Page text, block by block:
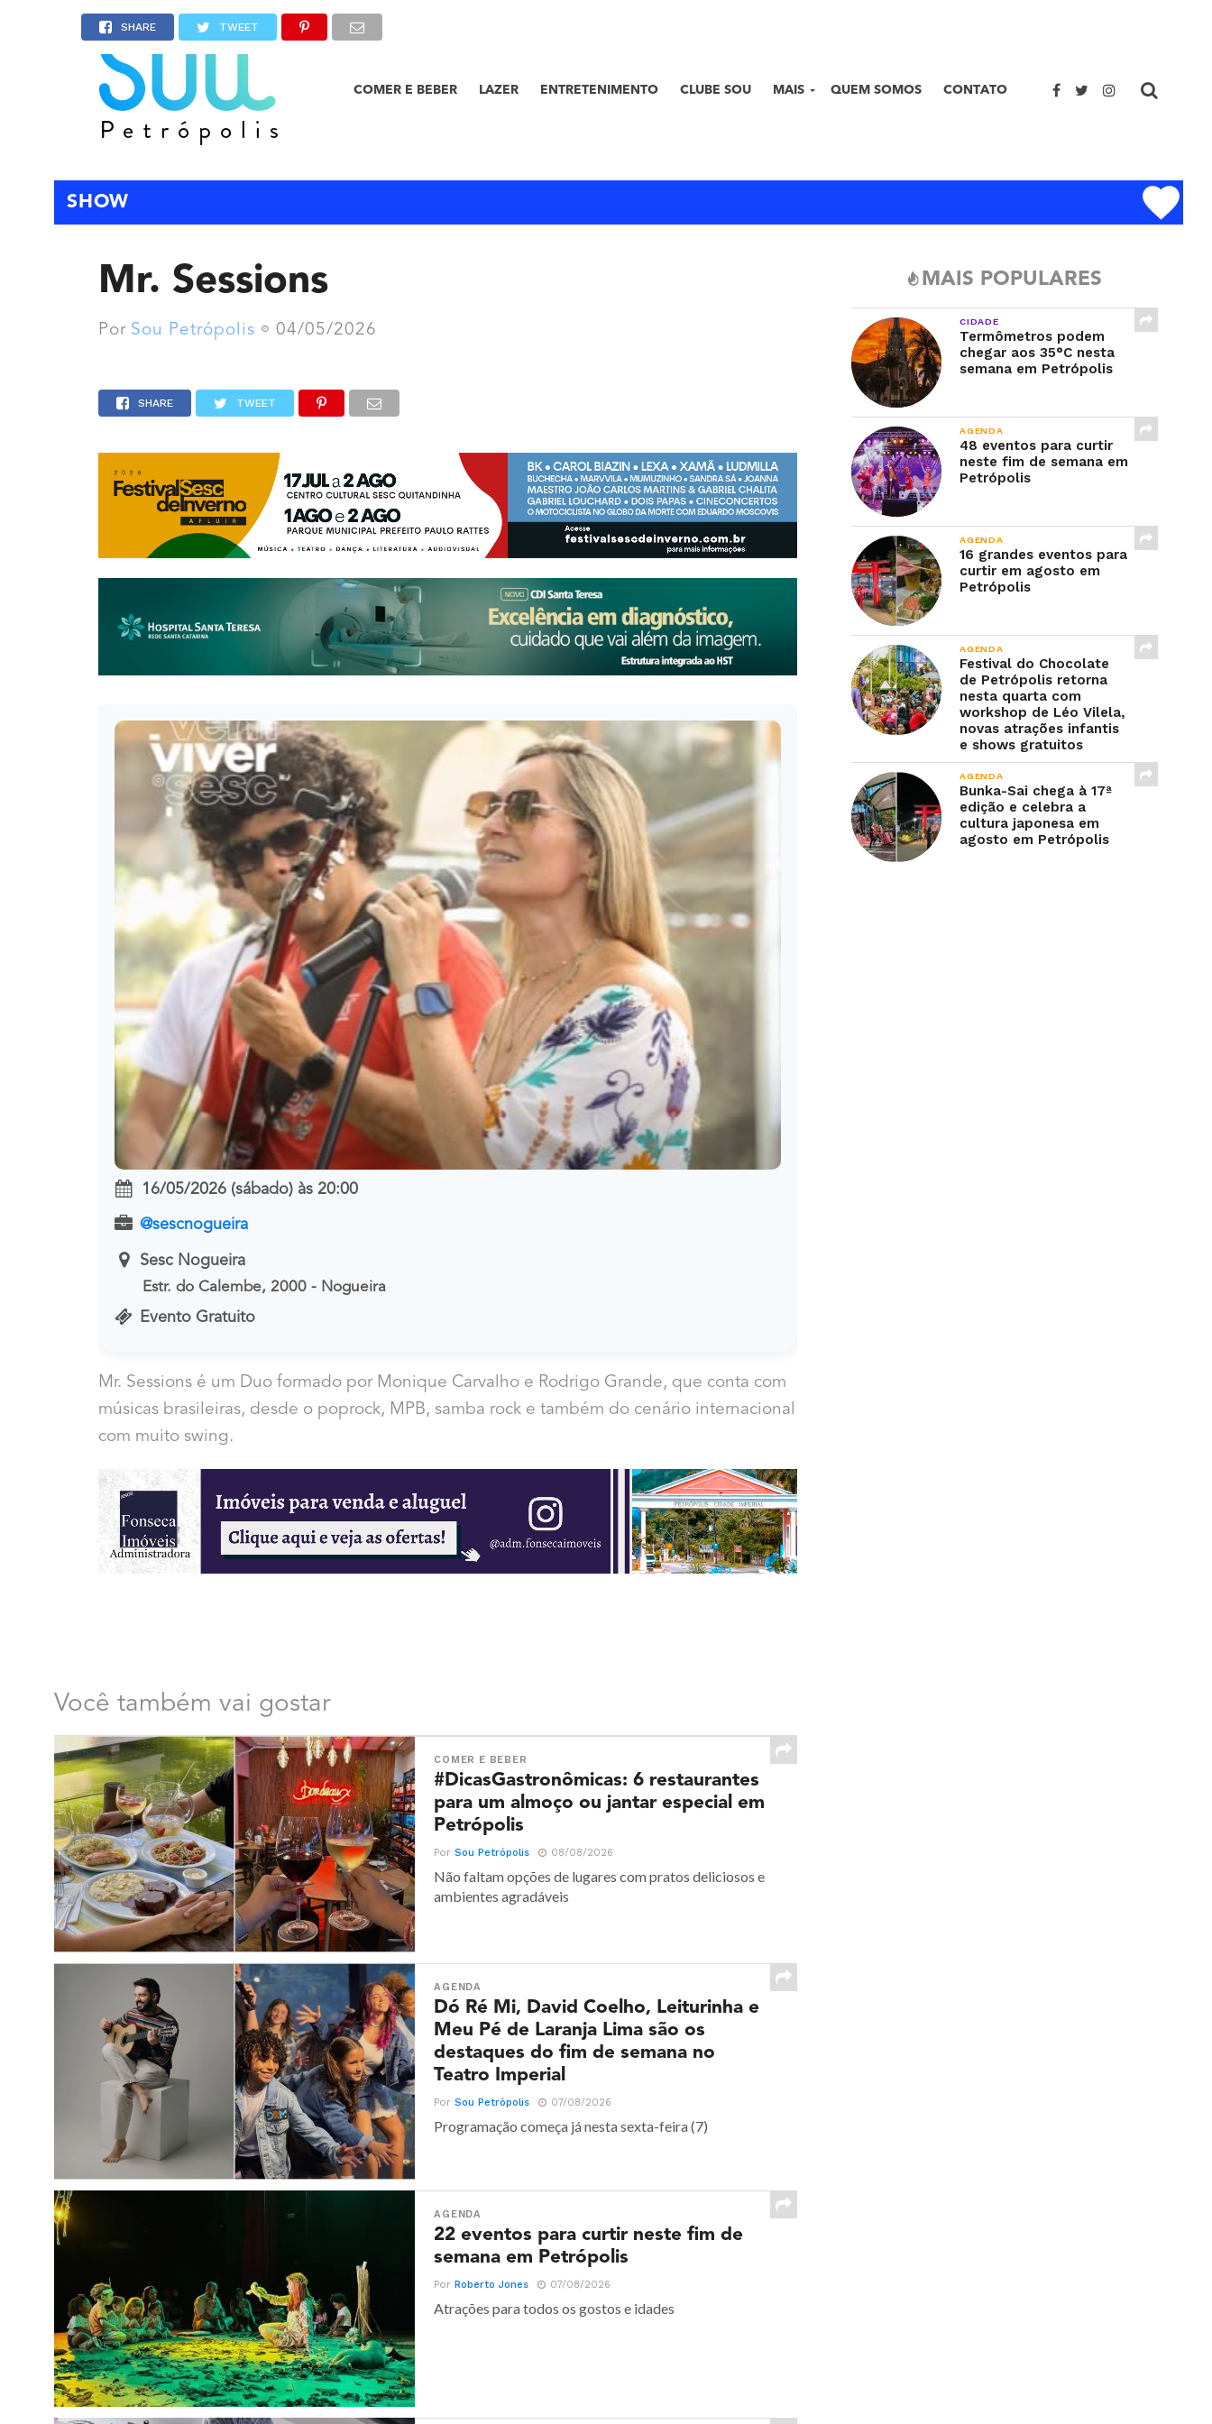
COMER E BEBER LAZER ENTRETENIMENTO CLUBE SOU MAIS QUEM SOMOS CONTATO
SHARE TWEET
SHOW
Mr. Sessions
Por Sou Petrópolis 04/05/2026
SHARE TWEET
16/05/2026 (sábado) às20:00
@sescnogueira
Sesc Nogueira
Estr. do Calembe, 2000 - Nogueira
Evento Gratuito
Mr. Sessions é um Duo formado por Monique Carvalho e Rodrigo Grande, que conta com
músicas brasileiras, desde o poprock, MPB, samba rock e também do cenário internacional
com muito swing.
Você também vai gostar
COMER E BEBER
#DicasGastronômicas: 6 restaurantes
para um almoço ou jantar especial em
Petrópolis
PorSou Petrópolis 08/08/2026
Não faltam opções de lugares com pratos deliciosos e
ambientes agradáveis
AGENDA
Dó Ré Mi, David Coelho, Leiturinha e
Meu Pé de Laranja Lima são os
destaques do fim de semana no
Teatro Imperial
PorSou Petrópolis 07/08/2026
Programação começa já nesta sexta-feira (7)
AGENDA
22 eventos para curtir neste fim de
semana em Petrópolis
PorRoberto Jones 07/08/2026
Atrações para todos os gostos e idades
MAIS POPULARES
CIDADE
Termômetros podem
chegar aos 35°C nesta
semana em Petrópolis
AGENDA
48 eventos para curtir
neste fim de semana em
Petrópolis
AGENDA
16 grandes eventos para
curtir em agosto em
Petrópolis
AGENDA
Festival do Chocolate
de Petrópolis retorna
nesta quarta com
workshop de Léo Vilela,
novas atrações infantis
e shows gratuitos
AGENDA
Bunka-Sai chega à 17ª
edição e celebra a
cultura japonesa em
agosto em Petrópolis